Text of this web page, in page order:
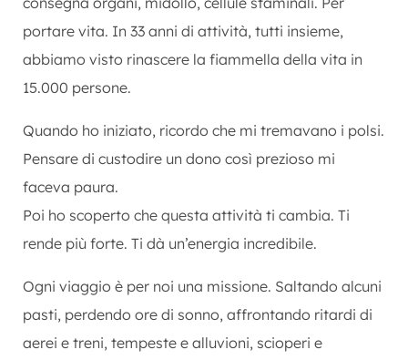
portare vita. In 33 anni di attività, tutti insieme,
abbiamo visto rinascere la fiammella della vita in
15.000 persone.
Quando ho iniziato, ricordo che mi tremavano i polsi.
Pensare di custodire un dono così prezioso mi
faceva paura.
Poi ho scoperto che questa attività ti cambia. Ti
rende più forte. Ti dà un’energia incredibile.
Ogni viaggio è per noi una missione. Saltando alcuni
pasti, perdendo ore di sonno, affrontando ritardi di
aerei e treni, tempeste e alluvioni, scioperi e